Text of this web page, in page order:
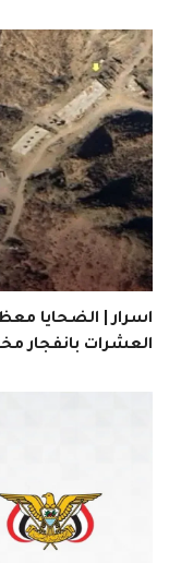
اسرار | الضحايا
العشرات بانفجار